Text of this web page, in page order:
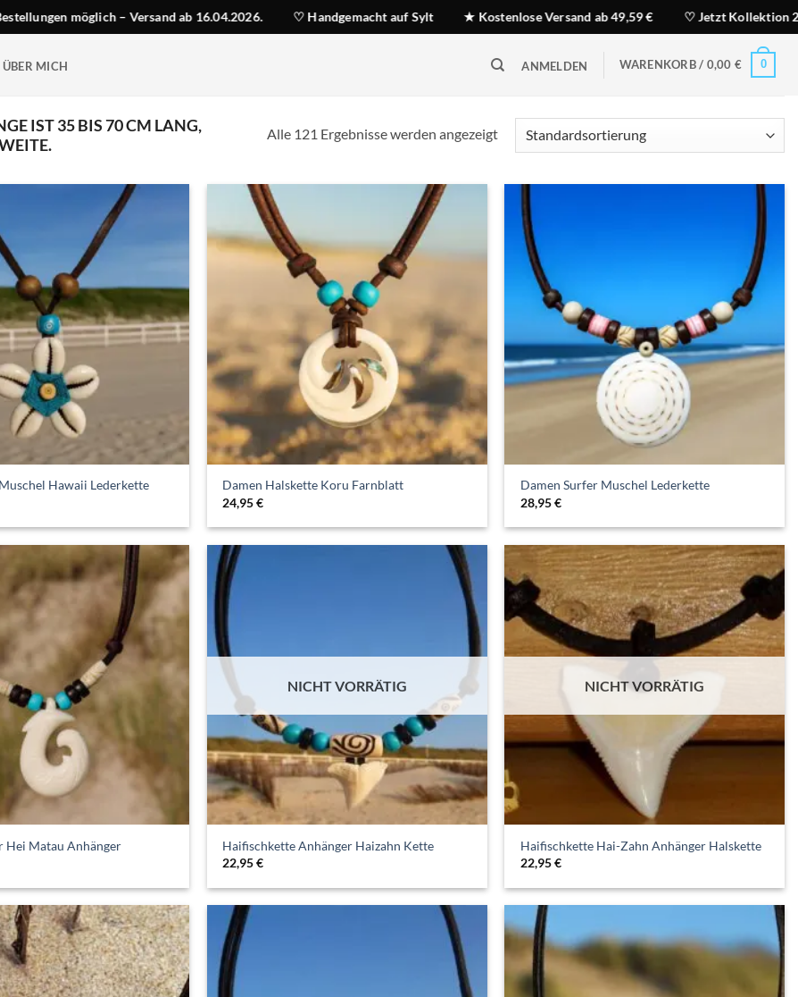
– Versand ab 16.04.2026. ♡ Handgemacht auf Sylt ★ Kostenlose Versand ab 49,59 € ♡ Jetzt Kollektion 2026 entdecken
ÜBER MICH ANMELDEN WARENKORB / 0,00 € 0
IST 35 BIS 70 CM LANG,
Alle 121 Ergebnisse werden angezeigt
Hawaii Lederkette
Damen Halskette Koru Farnblatt
24,95€
Damen Surfer Muschel Lederkette
28,95€
Hei Matau Anhänger
NICHT VORRÄTIG
Haifischkette Anhänger Haizahn Kette
22,95€
NICHT VORRÄTIG
Haifischkette Hai-Zahn Anhänger Halskette
22,95€